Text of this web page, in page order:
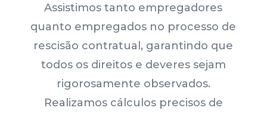
Assistimos tanto empregadores
quanto empregados no processo de
rescisão contratual, garantindo que
todos os direitos e deveres sejam
rigorosamente observados.
Realizamos cálculos precisos de